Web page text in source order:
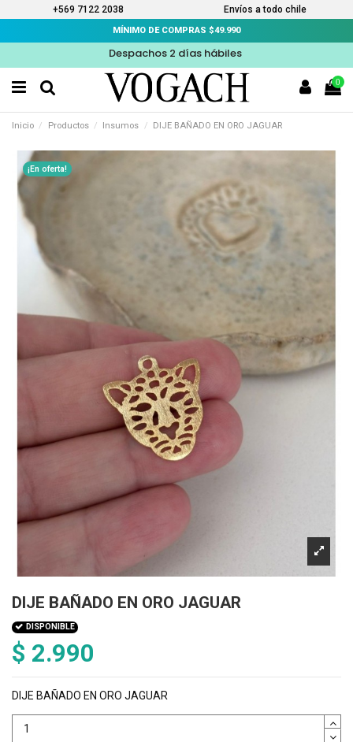
+569 7122 2038 Envíos a todo chile
MÍNIMO DE COMPRAS $49.990
Despachos 2 días hábiles
0
Inicio Productos Insumos DIJE BAÑADO EN ORO JAGUAR
¡En oferta!
DIJE BAÑADO EN ORO JAGUAR
DISPONIBLE
$ 2.990
DIJE BAÑADO EN ORO JAGUAR